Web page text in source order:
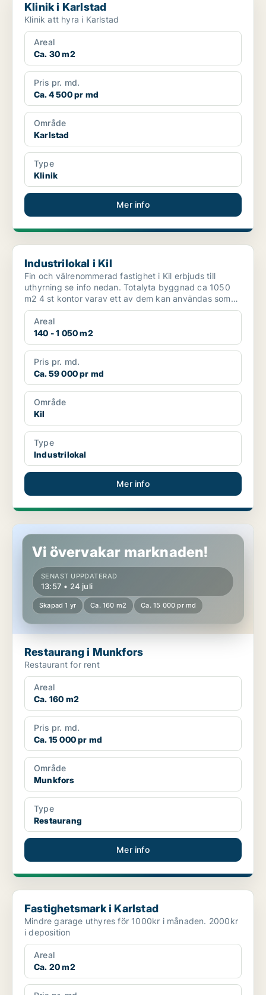
Klinik i Karlstad
Klinik att hyra i Karlstad
Areal
Ca. 30 m2
Pris pr. md.
Ca. 4 500 pr md
Område
Karlstad
Type
Klinik
Mer info
Industrilokal i Kil
Industrilokal i Kil
Fin och välrenommerad fastighet i Kil erbjuds till
uthyrning se info nedan. Totalyta byggnad ca 1050
m2 4 st kontor varav ett av dem kan användas som
konfe...
Areal
140 - 1 050 m2
Pris pr. md.
Ca. 59 000 pr md
Område
Kil
Type
Industrilokal
Mer info
Restaurang i Munkfors
Vi övervakar marknaden!
SENAST UPPDATERAD
13:57 • 24 juli
Skapad 1 yr Ca. 160 m2 Ca. 15 000 pr md
Restaurang i Munkfors
Restaurant for rent
Areal
Ca. 160 m2
Pris pr. md.
Ca. 15 000 pr md
Område
Munkfors
Type
Restaurang
Mer info
Fastighetsmark i Karlstad
Fastighetsmark i Karlstad
Mindre garage uthyres för 1000kr i månaden. 2000kr
i deposition
Areal
Ca. 20 m2